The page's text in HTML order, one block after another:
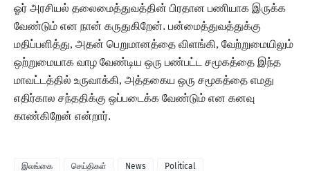
ஓர் அரசியல் தலைமைத்துவத்தின் பிரதான பணியாக இருக்க
வேண்டும் என நான் கருதுகிறேன். பன்மைத்துவத்துக்கு
மதிப்பளித்து, அதன் பெறுமானத்தை விளங்கி, வேற்றுமையிலும்
ஒற்றுமையாக வாழ வேண்டிய ஒரு பண்பட்ட சமூகத்தை இந்த
மாவட்டத்தில் உருவாக்கி, அத்தகைய ஒரு சமூகத்தை எமது
எதிர்கால சந்ததிக்கு ஒப்படைக்க வேண்டும் என கனவு
காண்கிறேன் என்றார்.
இலங்கை செய்திகள் News Political